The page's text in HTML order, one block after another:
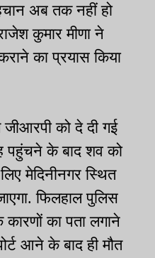
अब तक नहीं हो
कुमार मीणा ने
का प्रयास किया
को दे दी गई
पहुंचने के बाद शव को
मेदिनीनगर स्थित
फिलहाल पुलिस
का पता लगाने
आने के बाद ही मौत